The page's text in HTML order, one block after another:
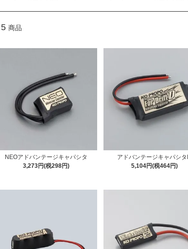
5 商品
NEOアドバンテージキャパシタ
3,273円(税298円)
アドバンテージキャパシタ
5,104円(税464円)